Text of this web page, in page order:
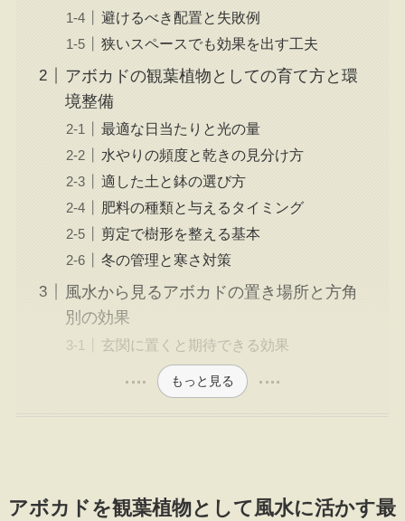
避けるべき配置と失敗例
狭いスペースでも効果を出す工夫
アボカドの観葉植物としての育て方と環
境整備
最適な日当たりと光の量
水やりの頻度と乾きの見分け方
適した土と鉢の選び方
肥料の種類と与えるタイミング
剪定で樹形を整える基本
冬の管理と寒さ対策
風水から見るアボカドの置き場所と方角
別の効果
玄関に置くと期待できる効果
もっと見る
アボカドを観葉植物として風水に活かす最